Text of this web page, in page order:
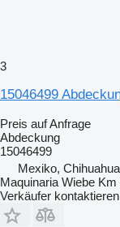
3
15046499
Preis auf Anfrage
Abdeckung
15046499
Mexiko, Chihuahua
Maquinaria Wiebe Km
Verkäufer kontaktieren